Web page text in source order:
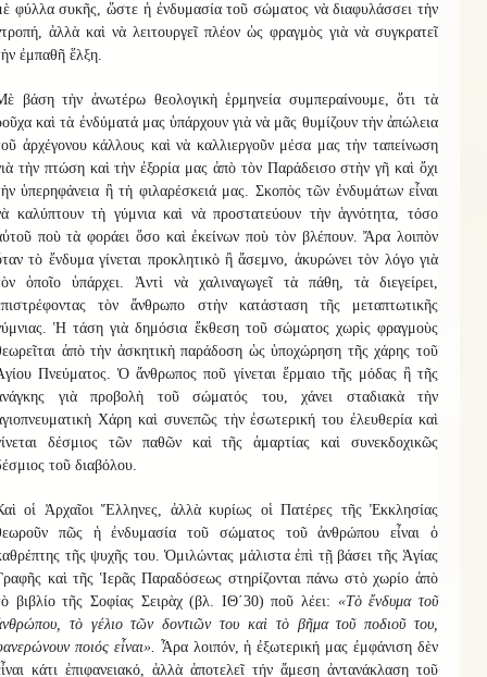
φύλλα συκῆς, ὥστε ἡ ἐνδυμασία τοῦ σώματος νὰ διαφυλάσσει τὴν
ἀλλὰ καὶ νὰ λειτουργεῖ πλέον ὡς φραγμὸς γιὰ νὰ συγκρατεῖ
ἐμπαθῆ ἕλξη.
βάση τὴν ἀνωτέρω θεολογικὴ ἑρμηνεία συμπεραίνουμε, ὅτι τὰ
καὶ τὰ ἐνδύματά μας ὑπάρχουν γιὰ νὰ μᾶς θυμίζουν τὴν ἀπώλεια
ἀρχέγονου κάλλους καὶ νὰ καλλιεργοῦν μέσα μας τὴν ταπείνωση
τὴν πτώση καὶ τὴν ἐξορία μας ἀπὸ τὸν Παράδεισο στὴν γῆ καὶ ὄχι
ὑπερηφάνεια ἢ τὴ φιλαρέσκειά μας. Σκοπὸς τῶν ἐνδυμάτων εἶναι
καλύπτουν τὴ γύμνια καὶ νὰ προστατεύουν τὴν ἁγνότητα, τόσο
ποὺ τὰ φοράει ὅσο καὶ ἐκείνων ποὺ τὸν βλέπουν. Ἄρα λοιπὸν
τὸ ἔνδυμα γίνεται προκλητικὸ ἢ ἄσεμνο, ἀκυρώνει τὸν λόγο γιὰ
ὁποῖο ὑπάρχει. Ἀντὶ νὰ χαλιναγωγεῖ τὰ πάθη, τὰ διεγείρει,
τὸν ἄνθρωπο στὴν κατάσταση τῆς μεταπτωτικῆς
Ἡ τάση γιὰ δημόσια ἔκθεση τοῦ σώματος χωρὶς φραγμοὺς
ἀπὸ τὴν ἀσκητικὴ παράδοση ὡς ὑποχώρηση τῆς χάρης τοῦ
Πνεύματος. Ὁ ἄνθρωπος ποῦ γίνεται ἕρμαιο τῆς μόδας ἢ τῆς
γιὰ προβολὴ τοῦ σώματός του, χάνει σταδιακὰ τὴν
Χάρη καὶ συνεπῶς τὴν ἐσωτερική του ἐλευθερία καὶ
δέσμιος τῶν παθῶν καὶ τῆς ἁμαρτίας καὶ συνεκδοχικῶς
τοῦ διαβόλου.
οἱ Ἀρχαῖοι Ἕλληνες, ἀλλὰ κυρίως οἱ Πατέρες τῆς Ἐκκλησίας
πῶς ἡ ἐνδυμασία τοῦ σώματος τοῦ ἀνθρώπου εἶναι ὁ
τῆς ψυχῆς του. Ὁμιλώντας μάλιστα ἐπὶ τῇ βάσει τῆς Ἁγίας
καὶ τῆς Ἱερᾶς Παραδόσεως στηρίζονται πάνω στὸ χωρίο ἀπὸ
βιβλίο τῆς Σοφίας Σειρὰχ (βλ. ΙΘ΄30) ποῦ λέει: «Τὸ ἔνδυμα τοῦ
τὸ γέλιο τῶν δοντιῶν του καὶ τὸ βῆμα τοῦ ποδιοῦ του,
ποιός εἶναι». Ἆρα λοιπόν, ἡ ἐξωτερική μας ἐμφάνιση δὲν
κάτι ἐπιφανειακό, ἀλλὰ ἀποτελεῖ τήν ἄμεση ἀντανάκλαση τοῦ